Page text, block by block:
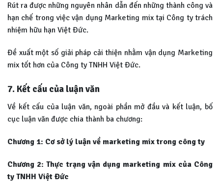
Rút ra được những nguyên nhân dẫn đến những thành công và
hạn chế trong việc vận dụng Marketing mix tại Công ty trách
nhiệm hữu hạn Việt Đức.
Đề xuất một số giải pháp cải thiện nhằm vận dụng Marketing
mix tốt hơn của Công ty TNHH Việt Đức.
7. Kết cấu của luận văn
Về kết cấu của luận văn, ngoài phần mở đầu và kết luận, bố
cục luận văn được chia thành ba chương:
Chương 1: Cơ sở lý luận về marketing mix trong công ty
Chương 2: Thực trạng vận dụng marketing mix của Công
ty TNHH Việt Đức